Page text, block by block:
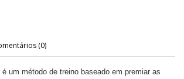
(0)
um método de treino baseado em premiar as